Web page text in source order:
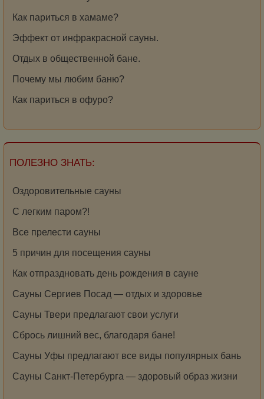
Как париться в хамаме?
Эффект от инфракрасной сауны.
Отдых в общественной бане.
Почему мы любим баню?
Как париться в офуро?
ПОЛЕЗНО ЗНАТЬ:
Оздоровительные сауны
С легким паром?!
Все прелести сауны
5 причин для посещения сауны
Как отпраздновать день рождения в сауне
Сауны Сергиев Посад — отдых и здоровье
Сауны Твери предлагают свои услуги
Сбрось лишний вес, благодаря бане!
Сауны Уфы предлагают все виды популярных бань
Сауны Санкт-Петербурга — здоровый образ жизни